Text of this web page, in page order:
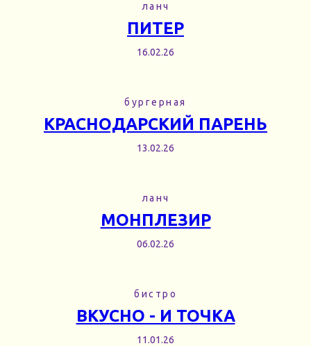
ланч
ПИТЕР
16.02.26
бургерная
КРАСНОДАРСКИЙ ПАРЕНЬ
13.02.26
ланч
МОНПЛЕЗИР
06.02.26
бистро
ВКУСНО - И ТОЧКА
11.01.26